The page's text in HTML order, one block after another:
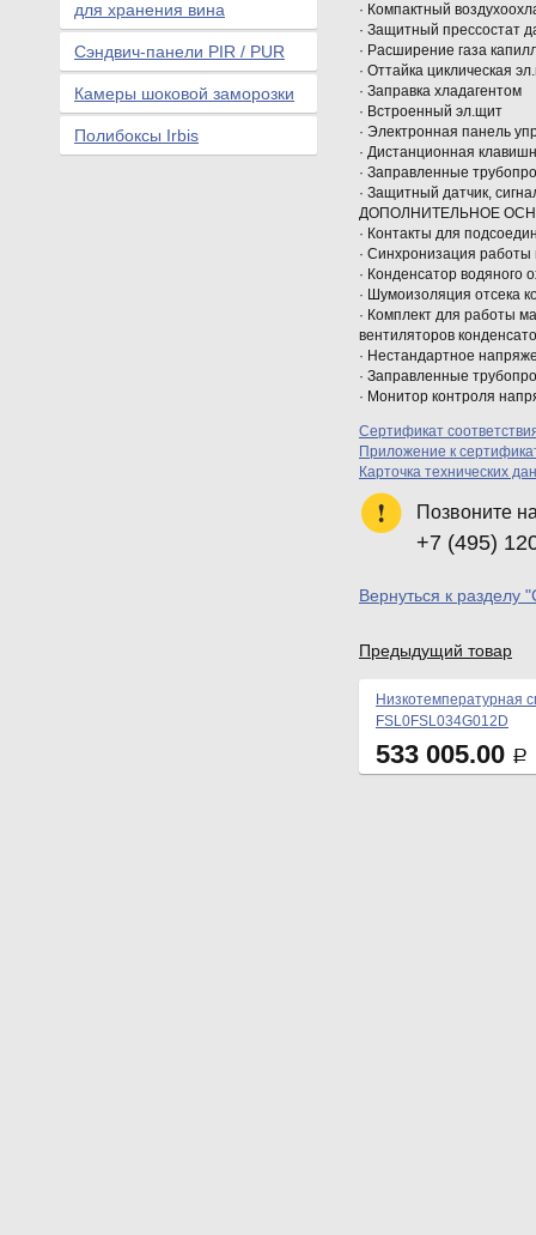
· Компактный
· Защитный прессостат
· Расширение газа
· Оттайка циклическая
· Заправка хладагентом
· Встроенный эл.щит
· Электронная панель
· Дистанционная
· Заправленные
· Защитный датчик,
ДОПОЛНИТЕЛЬНОЕ
· Контакты для
· Синхронизация работы
· Конденсатор водяного
· Шумоизоляция отсека
· Комплект для работы
вентиляторов
· Нестандартное
· Заправленные
· Монитор контроля
Сертификат
Приложение к
Карточка технических
Позвоните
+7 (495)
Вернуться к разделу
Предыдущий товар
Низкотемпературная
FSL0FSL034G012D
533 005.00 Р
для хранения вина
Сэндвич-панели PIR / PUR
Камеры шоковой заморозки
Полибоксы Irbis